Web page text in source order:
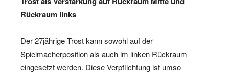
Rückraum links
Der 27jährige Trost kann sowohl auf der
Spielmacherposition als auch im linken Rückraum
eingesetzt werden. Diese Verpflichtung ist umso